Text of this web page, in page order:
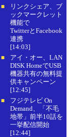
■
リンクシェア、ブ
ックマークレット
機能で
TwitterとFacebook
連携
[14:03]
■
アイ・オー、LAN
DISK HomeでUSB
機器共有の無料提
供キャンペーン
[12:45]
■
フジテレビ On
Demand、「不毛
地帯」前半10話を
一挙配信開始
[12:44]